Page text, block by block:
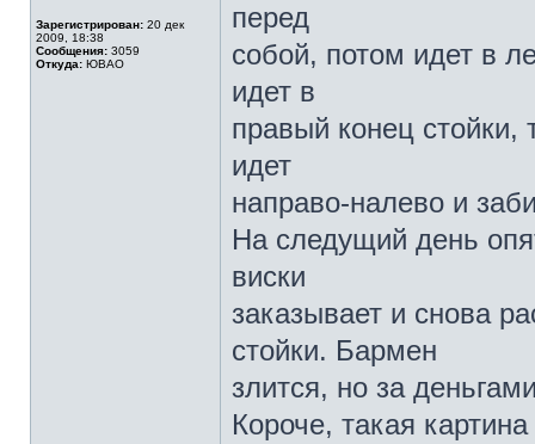
Зарегистрирован: 20 дек
2009, 18:38
Сообщения: 3059
Откуда: ЮВАО
перед
собой, потом идет в
идет в
правый конец стойки,
идет
направо-налево и
На следущий день
виски
заказывает и снова
стойки. Бармен
злится, но за
Короче, такая